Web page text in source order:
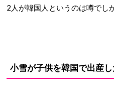
2人が韓国人というのは噂でし
小雪が子供を韓国で出産